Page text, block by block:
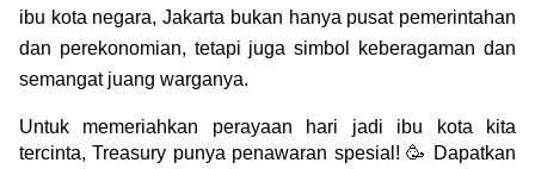
Profile
Tata Kelola
ibu kota negara, Jakarta bukan hanya pusat pemerintahan
dan perekonomian, tetapi juga simbol keberagaman dan
semangat juang warganya.
Untuk memeriahkan perayaan hari jadi ibu kota kita
tercinta, Treasury punya penawaran spesial! 🥳 Dapatkan